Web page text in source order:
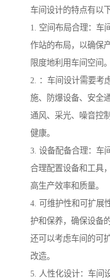
车间设计的特点有以
1. 空间布局合理：车
作站的布局，以确保
限度地利用车间空间。
2. ：车间设计需要考
施、防爆设备、安全
通风、采光、噪音控
健康。
3. 设备配备合理：车
合理配置设备和工具
高生产效率和质量。
4. 可维护性和可扩展
护和保养，确保设备
还可以考虑车间的可
改造。
5. 人性化设计：车间